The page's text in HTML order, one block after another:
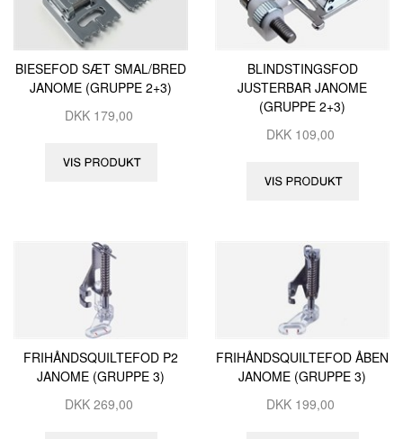
BIESEFOD SÆT SMAL/BRED
JANOME (GRUPPE 2+3)
DKK 179,00
BLINDSTINGSFOD
JUSTERBAR JANOME
(GRUPPE 2+3)
DKK 109,00
FRIHÅNDSQUILTEFOD P2
JANOME (GRUPPE 3)
DKK 269,00
FRIHÅNDSQUILTEFOD ÅBEN
JANOME (GRUPPE 3)
DKK 199,00